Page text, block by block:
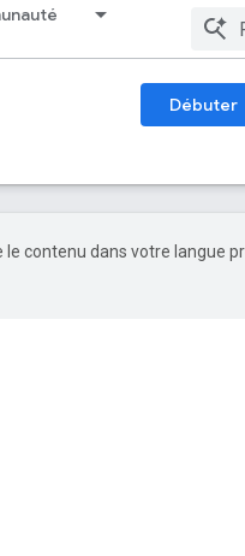
Débuter
contenu dans votre langue